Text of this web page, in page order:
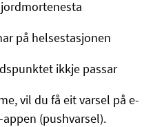
på helsestasjonen
ikkje passar
vil du få eit varsel på e-
(pushvarsel).